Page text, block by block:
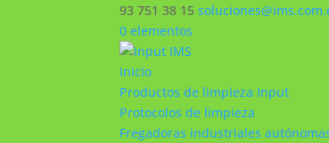
93 751 38 15
0 elementos
Inicio
Productos de limpieza Input
Protocolos de limpieza
Fregadoras industriales